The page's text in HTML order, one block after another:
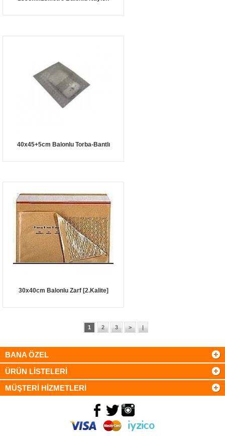
40x45+5cm Balonlu Torba-Bantlı
30x40cm Balonlu Zarf [2.Kalite]
1 2 3 > |
BANA ÖZEL
ÜRÜN LİSTELERİ
MÜŞTERİ HİZMETLERİ